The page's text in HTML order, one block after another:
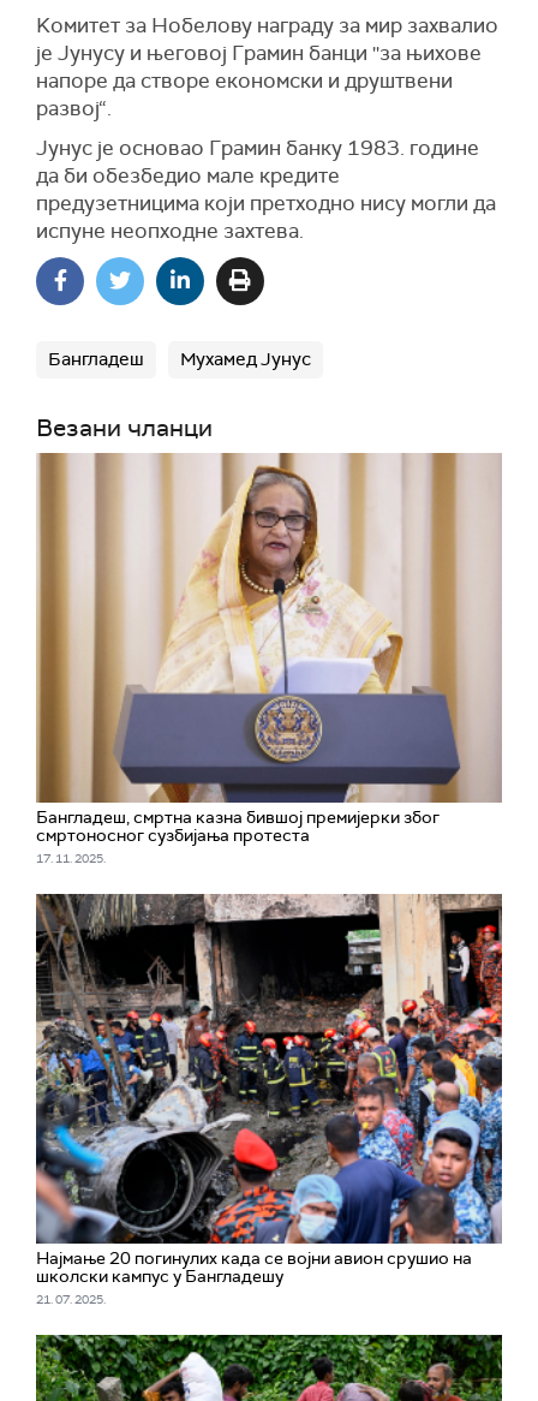
Kомитет за Нобелову награду за мир захвалио
је Јунусу и његовој Грамин банци ''за њихове
напоре да створе економски и друштвени
развој“.
Јунус је основао Грамин банку 1983. године
да би обезбедио мале кредите
предузетницима који претходно нису могли да
испуне неопходне захтева.
Бангладеш Мухамед Јунус
Везани чланци
Бангладеш, смртна казна бившој премијерки због
смртоносног сузбијања протеста
17. 11. 2025.
Најмање 20 погинулих када се војни авион срушио на
школски кампус у Бангладешу
21. 07. 2025.